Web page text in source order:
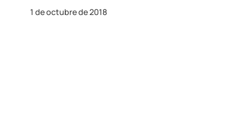
1 de octubre de 2018